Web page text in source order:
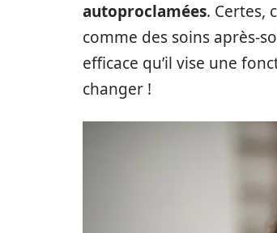
autoproclamées. Certes,
comme des soins après-
efficace qu’il vise une
changer !